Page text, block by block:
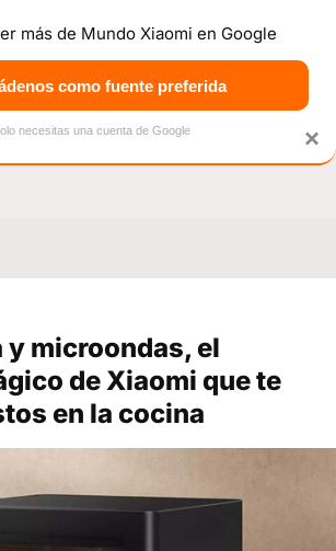
TUTORIALES OFERTAS
y microondas, el
de Xiaomi que te
en la cocina
×
más de Mundo Xiaomi en Google
como fuente preferida
necesitas una cuenta de Google